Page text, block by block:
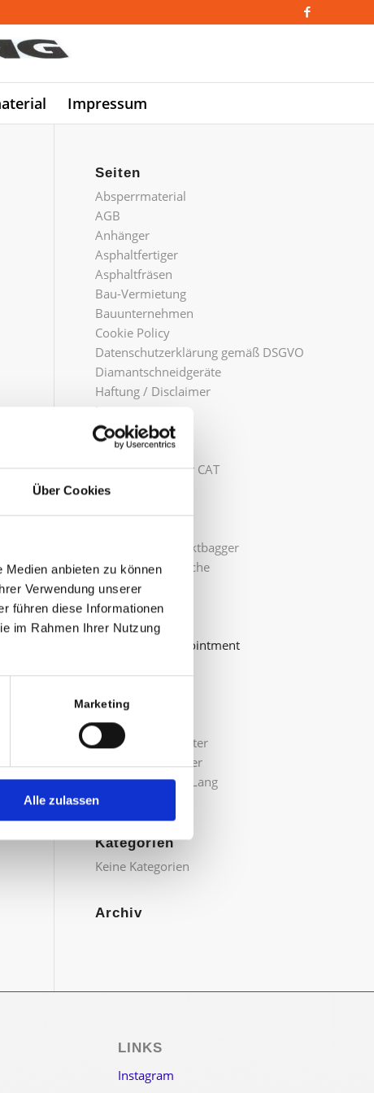
Über Cookies
anbieten zu können
Verwendung unserer
führen diese Informationen
im Rahmen Ihrer Nutzung
Marketing
Alle zulassen
Impressum
Seiten
Absperrmaterial
AGB
Anhänger
Asphaltfertiger
Asphaltfräsen
Bau-Vermietung
Bauunternehmen
Cookie Policy
Datenschutzerklärung gemäß DSGVO
Diamantschneidgeräte
Haftung / Disclaimer
Impressum
Innenvibratoren
Kabeleinziehhilfe
Kehrmaschine für CAT
Kleingeräte
Mini-und-Kompaktbagger
Pumpen / Schläuche
Radlader
Rüttelplatten
Sägen
Schedule an Appointment
Stromerzeuger
Unsere Partner
Verbundsteinspalter
Vibrationsstampfer
Videos-Mietpark-Lang
Walzen
Kategorien
Keine Kategorien
Archiv
LINKS
Instagram